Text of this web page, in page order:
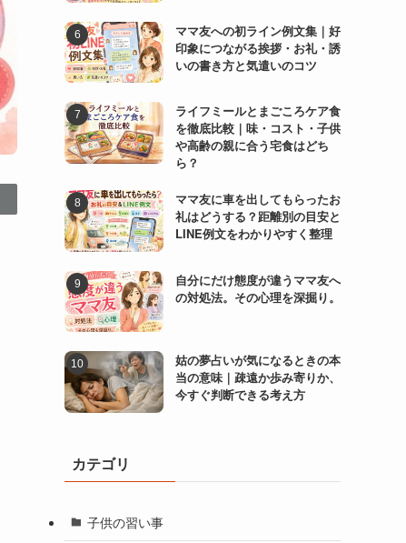
ママ友への初ライン例文集｜好
印象につながる挨拶・お礼・誘
いの書き方と気遣いのコツ
ライフミールとまごころケア食
を徹底比較｜味・コスト・子供
や高齢の親に合う宅食はどち
ら？
ママ友に車を出してもらったお
礼はどうする？距離別の目安と
LINE例文をわかりやすく整理
自分にだけ態度が違うママ友へ
の対処法。その心理を深掘り。
姑の夢占いが気になるときの本
当の意味｜疎遠か歩み寄りか、
今すぐ判断できる考え方
カテゴリ
子供の習い事